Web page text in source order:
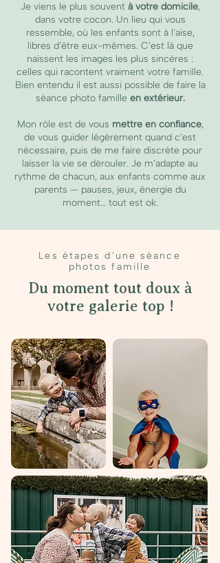
Je viens le plus souvent à votre domicile,
dans votre cocon. Un lieu qui vous
ressemble, où les enfants sont à l’aise,
libres d’être eux-mêmes. C’est là que
naissent les images les plus sincères :
celles qui racontent vraiment votre famille.
Bien entendu il est aussi possible de faire la
séance photo famille en extérieur.
Mon rôle est de vous mettre en confiance,
de vous guider légèrement quand c’est
nécessaire, puis de me faire discrète pour
laisser la vie se dérouler. Je m’adapte au
rythme de chacun, aux enfants comme aux
parents — pauses, jeux, énergie du
moment… tout est ok.
Les étapes d'une séance
photos famille
Du moment tout doux à
votre galerie top !